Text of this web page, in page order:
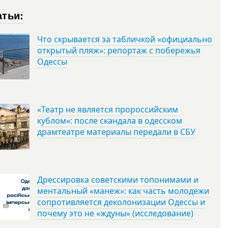
Что скрывается за табличкой «официально
открытый пляж»: репортаж с побережья
Одессы
«Театр не является пророссийским
кублом»: после скандала в одесском
драмтеатре материалы передали в СБУ
Дрессировка советскими топонимами и
ментальный «манеж»: как часть молодежи
сопротивляется деколонизации Одессы и
почему это не «ждуны» (исследование)